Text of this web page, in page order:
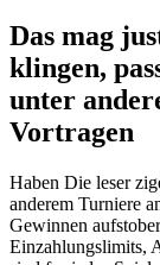
Das mag
klingen,
unter
Vortragen
Haben Die leser
anderem Turniere
Gewinnen
Einzahlungslimits,